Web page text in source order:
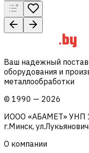
Ваш надежный
оборудования и
металлообработки
© 1990 — 2026
ИООО «АБАМЕТ» УНП
г.Минск,
О компании